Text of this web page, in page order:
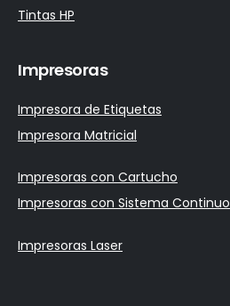
Tintas HP
Impresoras
Impresora de Etiquetas
Impresora Matricial
Impresoras con Cartucho
Impresoras con Sistema Continuo
Impresoras Laser